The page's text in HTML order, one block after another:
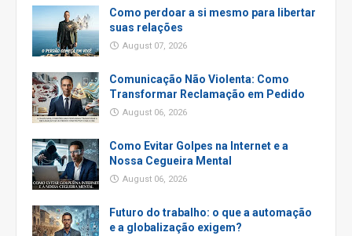
Como perdoar a si mesmo para libertar
suas relações
August 07, 2026
Comunicação Não Violenta: Como
Transformar Reclamação em Pedido
August 06, 2026
Como Evitar Golpes na Internet e a
Nossa Cegueira Mental
August 06, 2026
Futuro do trabalho: o que a automação
e a globalização exigem?